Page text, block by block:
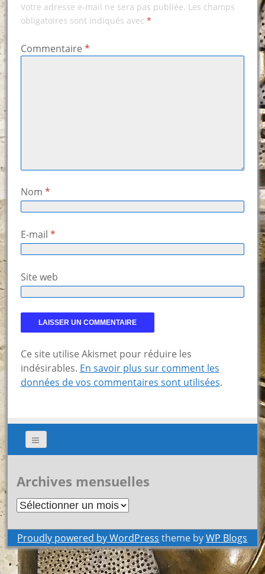
Votre adresse e-mail ne sera pas publiée. Les champs
obligatoires sont indiqués avec *
Commentaire *
Nom *
E-mail *
Site web
Ce site utilise Akismet pour réduire les
indésirables. En savoir plus sur comment les
données de vos commentaires sont utilisées.
Archives mensuelles
Archives
Proudly powered by WordPress theme byWP Blogs